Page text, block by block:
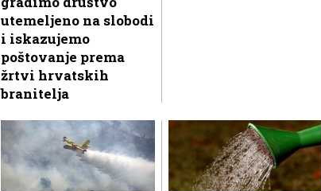
utemeljeno na slobodi
i iskazujemo
poštovanje prema
žrtvi hrvatskih
branitelja